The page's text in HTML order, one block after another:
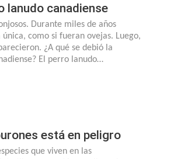
lanudo canadiense
Durante miles de años
como si fueran ovejas. Luego,
¿A qué se debió la
El perro lanudo…
está en peligro
que viven en las